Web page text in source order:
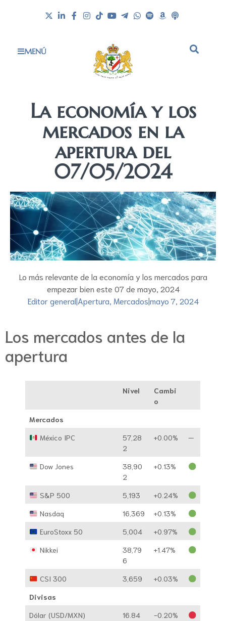
MENÚ
La economía y los
mercados en la
apertura del
07/05/2024
Lo más relevante de la economía y los mercados para
empezar bien este 07 de mayo, 2024
Editor general|Apertura, Mercados|mayo 7, 2024
Los mercados antes de la
apertura
Nivel
Cambi
o
Mercados
México IPC
57,28
2
+0.00% —
Dow Jones
38,90
2
+0.13%
S&P 500 5,193
+0.24%
Nasdaq
16,369
+0.13%
EuroStoxx 50
5,004
+0.97%
Nikkei
38,79
6
+1.47%
CSI 300 3,659
+0.03%
Divisas
Dólar (USD/MXN)
16.84
-0.20%